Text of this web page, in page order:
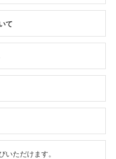
て
ただけます。